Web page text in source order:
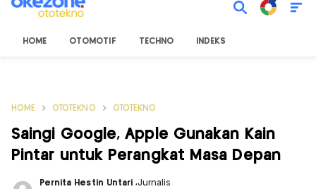
HOME OTOMOTIF TECHNO INDEKS
HOME OTOTEKNO OTOTEKNO
Saingi Google, Apple Gunakan Kain
Pintar untuk Perangkat Masa Depan
Pernita Hestin Untari,Jurnalis